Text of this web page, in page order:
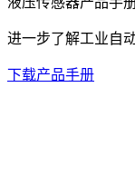
进一步了解工业自
下载产品手册